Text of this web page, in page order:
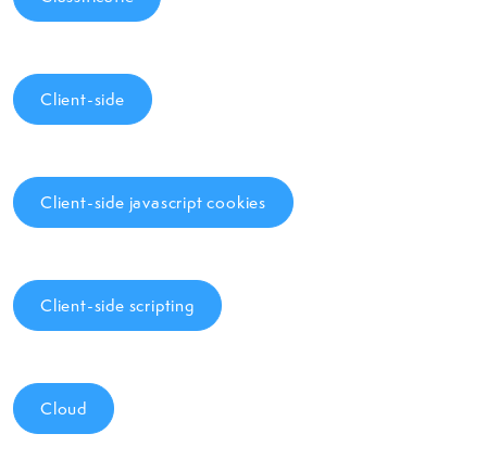
Client-side
Client-side javascript cookies
Client-side scripting
Cloud